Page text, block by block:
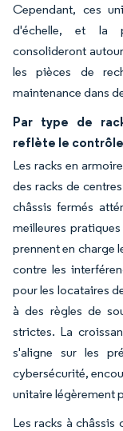
Cependant, ces
d'échelle, et la
consolideront
les pièces de
maintenance dans
Par type de
reflète le
Les racks en
des racks de
châssis fermés
meilleures
prennent en charge
contre les
pour les locataires
à des règles de
strictes. La
s'aligne sur les
cybersécurité,
unitaire légèrement
Les racks à châssis